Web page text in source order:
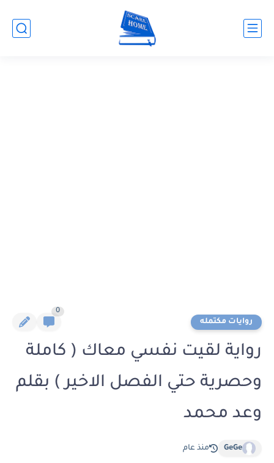
روايات مكتمله
0
رواية لقيت نفسي معاك ( كاملة
وحصرية حتي الفصل الاخير ) بقلم
وعد محمد
GeGe منذ عام